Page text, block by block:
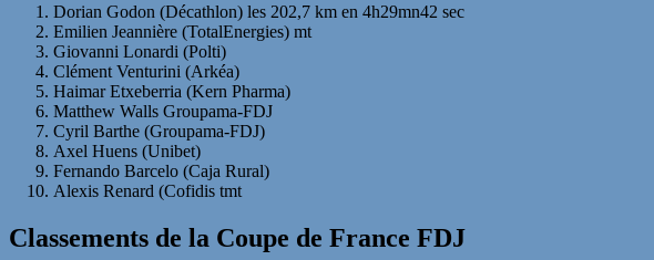
Dorian Godon (Décathlon) les 202,7 km en 4h29mn42 sec
Emilien Jeannière (TotalEnergies) mt
Giovanni Lonardi (Polti)
Clément Venturini (Arkéa)
Haimar Etxeberria (Kern Pharma)
Matthew Walls Groupama-FDJ
Cyril Barthe (Groupama-FDJ)
Axel Huens (Unibet)
Fernando Barcelo (Caja Rural)
Alexis Renard (Cofidis tmt
Classements de la Coupe de France FDJ